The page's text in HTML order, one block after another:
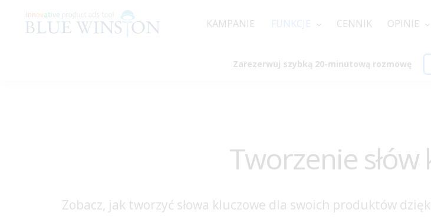
KAMPANIE FUNKCJE CENNIK OPINIE
Zarezerwuj szybką 20-minutową rozmowę
Tworzenie
Zobacz, jak tworzyć słowa kluczowe dla swoich produktów